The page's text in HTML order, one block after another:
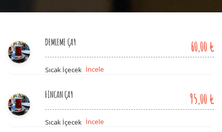
DEMLEME ÇAY 60,00 ₺
Sıcak İçecek İncele
FİNCAN ÇAY 95,00 ₺
Sıcak İçecek İncele